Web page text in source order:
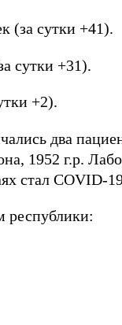
(за сутки +41).
сутки +31).
+2).
два
1952 г.р.
стал COVID-
республики: